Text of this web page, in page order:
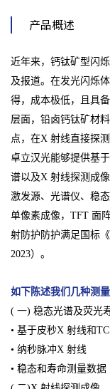
产品概述
近年来，钙钛矿型闪
及报道。在发光闪烁
得，成本极低，且具
层面，铅卤钙钛矿材
点，在X 射线直接探
卓立汉光能够提供基
谱以及X 射线探测成
激发源、光谱仪、稳
单像素成像，TFT 面
射防护防护满足国标
2023）。
如下陈述我们几种测
( 一) 稳态光谱及荧光
• 基于皮秒X 射线和
• 纳秒脉冲X 射线
• 稳态和寿命测量数据